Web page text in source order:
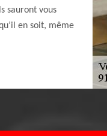
sauront vous
en soit, même